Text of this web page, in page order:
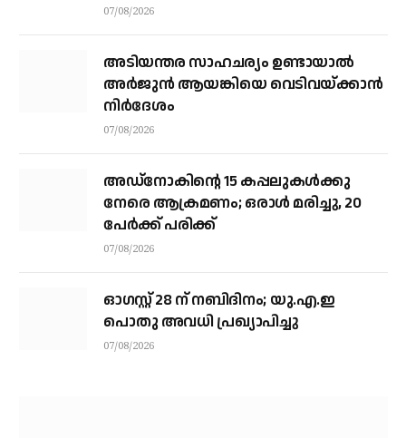
07/08/2026
അടിയന്തര സാഹചര്യം ഉണ്ടായാല്‍
അര്‍ജുന്‍ ആയങ്കിയെ വെടിവയ്ക്കാന്‍
നിര്‍ദേശം
07/08/2026
അഡ്നോകിന്റെ 15 കപ്പലുകള്‍ക്കു
നേരെ ആക്രമണം; ഒരാള്‍ മരിച്ചു, 20
പേര്‍ക്ക് പരിക്ക്
07/08/2026
ഓഗസ്റ്റ് 28 ന് നബിദിനം; യു.എ.ഇ
പൊതു അവധി പ്രഖ്യാപിച്ചു
07/08/2026